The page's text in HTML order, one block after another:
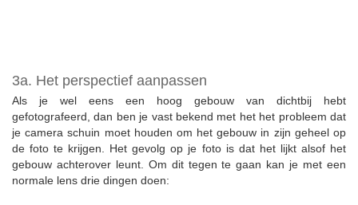
3a. Het perspectief aanpassen
Als je wel eens een hoog gebouw van dichtbij hebt
gefotografeerd, dan ben je vast bekend met het het probleem dat
je camera schuin moet houden om het gebouw in zijn geheel op
de foto te krijgen. Het gevolg op je foto is dat het lijkt alsof het
gebouw achterover leunt. Om dit tegen te gaan kan je met een
normale lens drie dingen doen: